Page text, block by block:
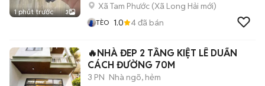
1 phút trước 3
Xã Tam Phước (Xã Long Hải mới)
TÈO 1.0 4đã bán
🔥NHÀ ĐEP 2 TẦNG KIỆT LÊ DUẨN
CÁCH ĐƯỜNG 70M
3 PN Nhà ngõ, hẻm